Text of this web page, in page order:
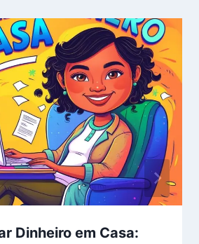
Dinheiro em Casa: